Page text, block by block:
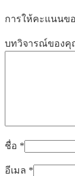
การให้คะแนนข
บทวิจารณ์ของ
ชื่อ *
อีเมล *